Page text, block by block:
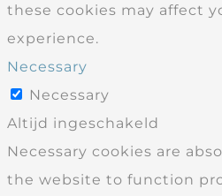
these cookies may affect
experience.
Necessary
Necessary
Altijd ingeschakeld
Necessary cookies are
the website to function